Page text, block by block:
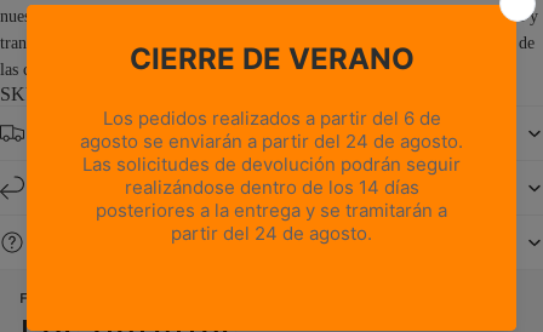
nuestros modelos Free Blast originales, uniendo el rendimiento impermeable y
transpirable de la membrana GORE-TEX® con el toque italiano y el estilo de
las coloridas partes superiores de ante. El resultado es... Read more
SKU: 0217PM3G-G1
Envío gratuito a partir de 150 €
Devoluciones y cambios en un plazo de 14 días
FREE BLAST GTX PRO - GRIS OSCURO